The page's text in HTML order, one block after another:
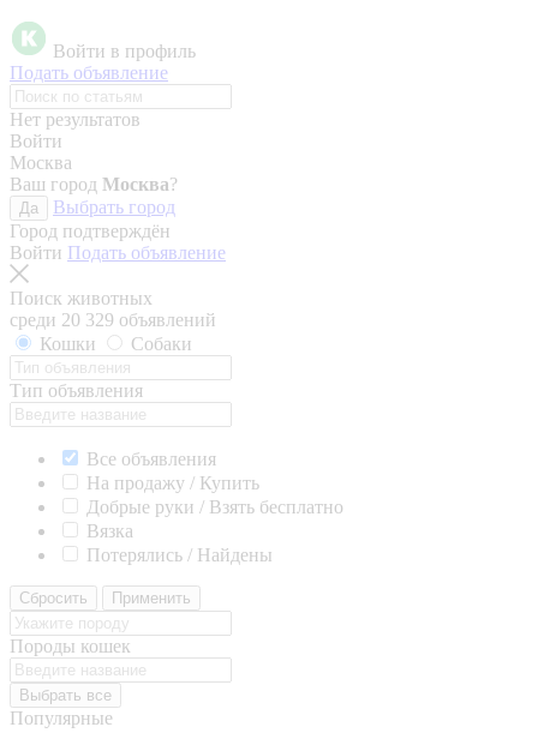
Войти в профиль
Подать объявление
Нет результатов
Войти
Москва
Ваш город Москва?
Да
Выбрать город
Город подтверждён
Войти Подать объявление
Поиск животных
среди 20 329 объявлений
Кошки
Собаки
Тип объявления
Все объявления
На продажу / Купить
Добрые руки / Взять бесплатно
Вязка
Потерялись / Найдены
Сбросить Применить
Породы кошек
Выбрать все
Популярные